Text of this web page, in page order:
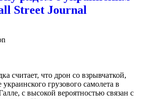
Street Journal
считает, что дрон со взрывчаткой,
грузового самолета в
с высокой вероятностью связан с